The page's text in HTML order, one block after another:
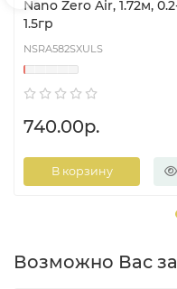
Nano Zero Air, 1.72м,
1.5гр
NSRA582SXULS
740.00р.
В корзину
Возможно Вас